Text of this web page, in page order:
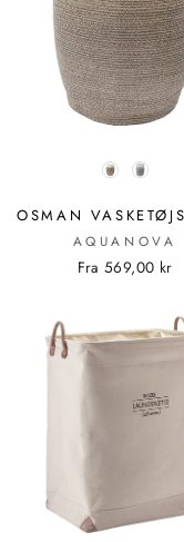
OSMAN
AQUANOVA
Fra 569,00 kr